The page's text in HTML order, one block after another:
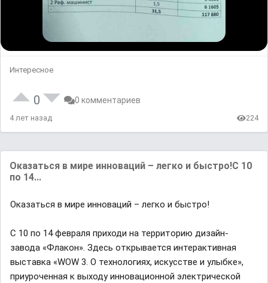
Интересное
0 0 комментариев
4 лет назад 224
Оказаться в мире инноваций – легко и быстро!С 10
по 14...
Оказаться в мире инноваций – легко и быстро!
С 10 по 14 февраля приходи на территорию дизайн-
завода «Флакон». Здесь открывается интерактивная
выставка «WOW 3. О технологиях, искусстве и улыбке»,
приуроченная к выходу инновационной электрической